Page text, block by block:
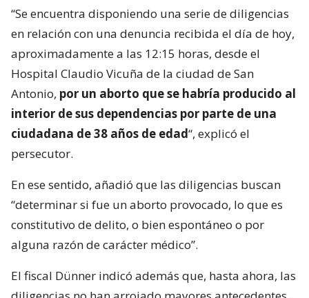
“Se encuentra disponiendo una serie de diligencias
en relación con una denuncia recibida el día de hoy,
aproximadamente a las 12:15 horas, desde el
Hospital Claudio Vicuña de la ciudad de San
Antonio, por un aborto que se habría producido al
interior de sus dependencias por parte de una
ciudadana de 38 años de edad“, explicó el
persecutor.
En ese sentido, añadió que las diligencias buscan
“determinar si fue un aborto provocado, lo que es
constitutivo de delito, o bien espontáneo o por
alguna razón de carácter médico”.
El fiscal Dünner indicó además que, hasta ahora, las